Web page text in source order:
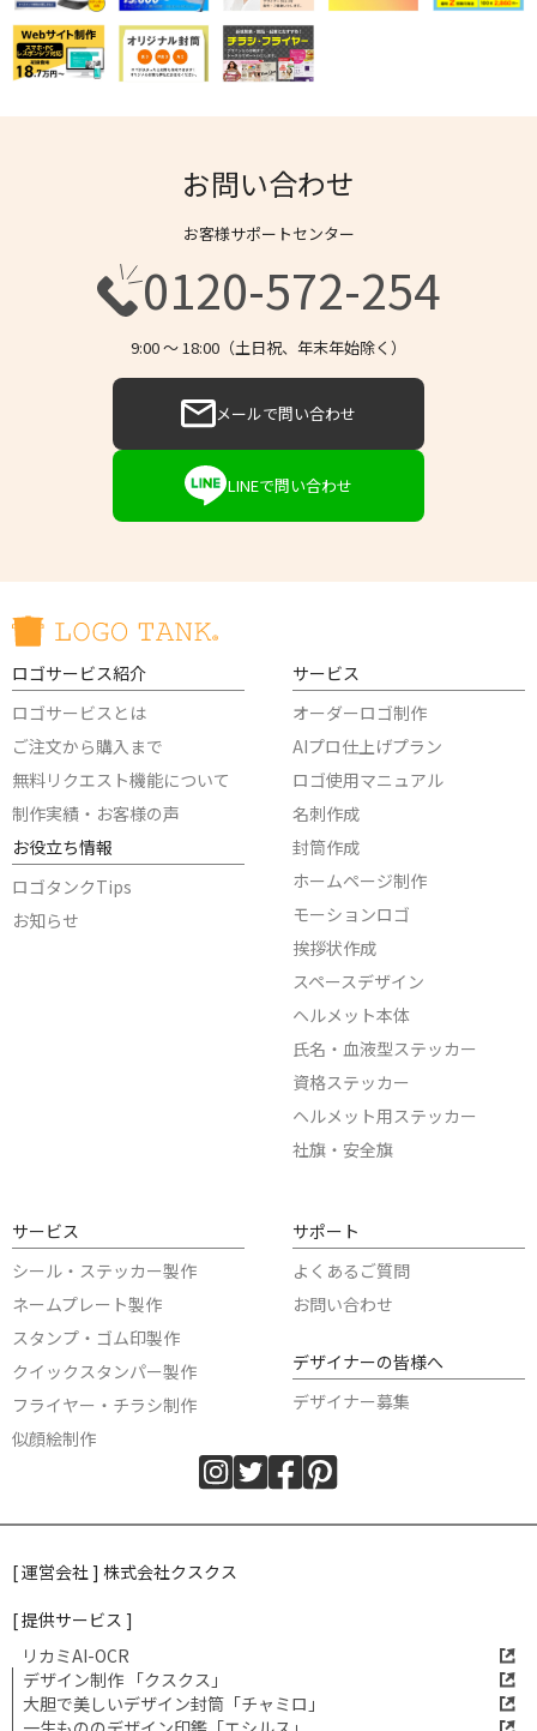
お問い合わせ
お客様サポートセンター
0120-572-254
9:00 〜 18:00（土日祝、年末年始除く）
メールで問い合わせ
LINEで問い合わせ
ロゴサービス紹介
ロゴサービスとは
ご注文から購入まで
無料リクエスト機能について
制作実績・お客様の声
お役立ち情報
ロゴタンクTips
お知らせ
サービス
オーダーロゴ制作
AIプロ仕上げプラン
ロゴ使用マニュアル
名刺作成
封筒作成
ホームページ制作
モーションロゴ
挨拶状作成
スペースデザイン
ヘルメット本体
氏名・血液型ステッカー
資格ステッカー
ヘルメット用ステッカー
社旗・安全旗
サービス
シール・ステッカー製作
ネームプレート製作
スタンプ・ゴム印製作
クイックスタンパー製作
フライヤー・チラシ制作
似顔絵制作
サポート
よくあるご質問
お問い合わせ
デザイナーの皆様へ
デザイナー募集
[ 運営会社 ] 株式会社クスクス
[ 提供サービス ]
リカミAI-OCR
デザイン制作 「クスクス」
大胆で美しいデザイン封筒「チャミロ」